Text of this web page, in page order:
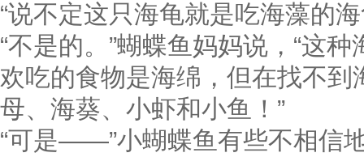
“说不定这只海龟就是吃海藻的
“不是的。”蝴蝶鱼妈妈说，“这
欢吃的食物是海绵，但在找不
母、海葵、小虾和小鱼！”
“可是——”小蝴蝶鱼有些不相信